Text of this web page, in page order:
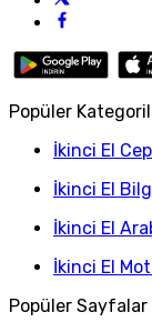
Popüler
İkinci El
İkinci El
İkinci El
İkinci El
Popüler Sayfalar